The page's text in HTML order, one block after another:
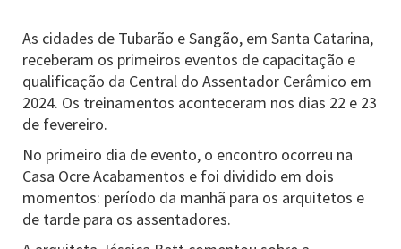
As cidades de Tubarão e Sangão, em Santa Catarina,
receberam os primeiros eventos de capacitação e
qualificação da Central do Assentador Cerâmico em
2024. Os treinamentos aconteceram nos dias 22 e 23
de fevereiro.
No primeiro dia de evento, o encontro ocorreu na
Casa Ocre Acabamentos e foi dividido em dois
momentos: período da manhã para os arquitetos e
de tarde para os assentadores.